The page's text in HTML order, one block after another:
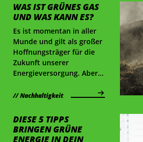
WAS IST GRÜNES GAS
UND WAS KANN ES?
Es ist momentan in aller
Munde und gilt als großer
Hoffnungsträger für die
Zukunft unserer
Energieversorgung. Aber
Gas" eigentlich? Die
wichtigsten Fragen findest
du hier.
Nachhaltigkeit
DIESE 5 TIPPS
BRINGEN GRÜNE
ENERGIE IN DEIN